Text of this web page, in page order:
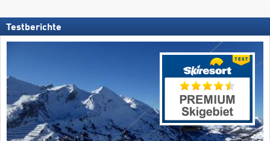
Testberichte